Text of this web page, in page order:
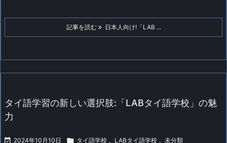
記事を読む 日本人向け!「LAB ...
タイ語学習の新しい選択肢:「LABタイ語学校」の魅
力
 2024年10月10日  タイ語学校 , LABタイ語学校 , 未分類